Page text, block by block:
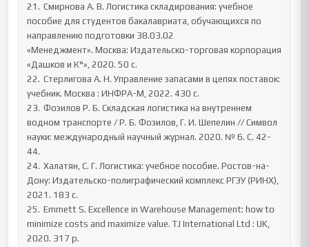
21.	Смирнова А. В. Логистика складирования: учебное
пособие для студентов бакалавриата, обучающихся по
направлению подготовки 38.03.02
«Менеджмент». Москва: Издательско-торговая корпорация
«Дашков и К°», 2020. 50 с.
22.	Стерлигова А. Н. Управление запасами в цепях поставок:
учебник. Москва : ИНФРА-М, 2022. 430 с.
23.	Фозилов Р. Б. Складская логистика на внутреннем
водном транспорте / Р. Б. Фозилов, Г. И. Шепелин // Символ
науки: международный научный журнал. 2020. № 6. С. 42-
44.
24.	Халатян, С. Г. Логистика: учебное пособие. Ростов-на-
Дону: Издательско-полиграфический комплекс РГЭУ (РИНХ),
2021. 183 с.
25.	Emmett S. Excellence in Warehouse Management: how to
minimize costs and maximize value. TJ International Ltd : UK,
2020. 317 p.